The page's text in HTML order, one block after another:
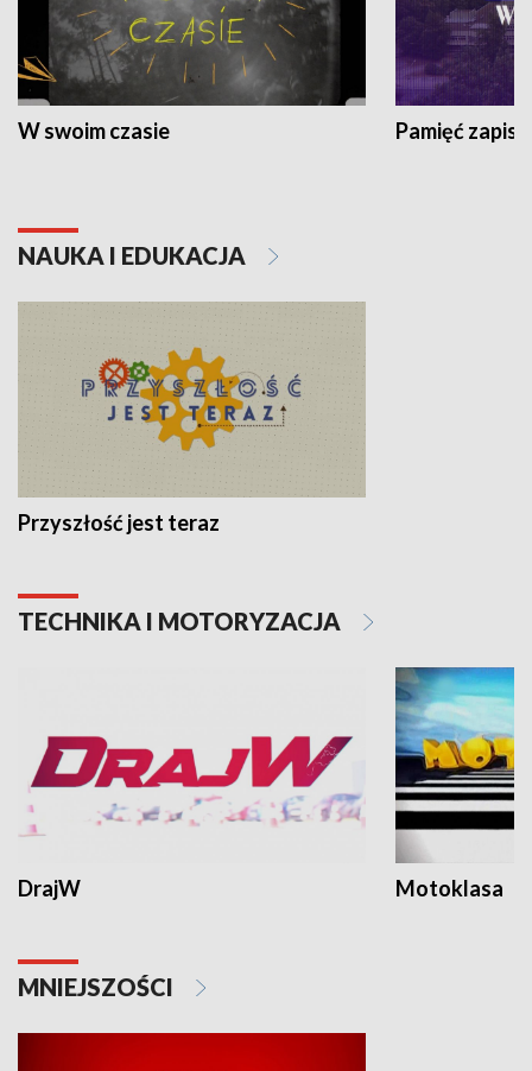
W swoim czasie Pamięć
NAUKA I EDUKACJA
Przyszłość jest teraz
TECHNIKA I MOTORYZACJA
DrajW Motoklasa
MNIEJSZOŚCI